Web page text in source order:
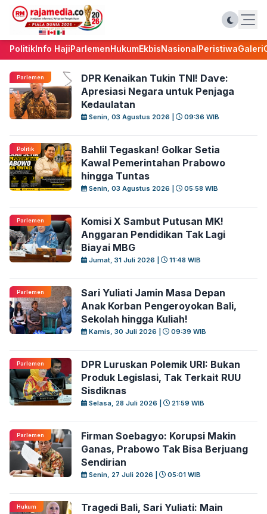
PolitikInfo HajiParlemenHukumEkbisNasionalPeristiwaGaleri
Parlemen
DPR Kenaikan Tukin TNI! Dave:
Apresiasi Negara untuk Penjaga
Kedaulatan
Senin, 03 Agustus 2026 | 09:36 WIB
Politik
Bahlil Tegaskan! Golkar Setia
Kawal Pemerintahan Prabowo
hingga Tuntas
Senin, 03 Agustus 2026 | 05:58 WIB
Parlemen
Komisi X Sambut Putusan MK!
Anggaran Pendidikan Tak Lagi
Biayai MBG
Jumat, 31 Juli 2026 | 11:48 WIB
Parlemen
Sari Yuliati Jamin Masa Depan
Anak Korban Pengeroyokan Bali,
Sekolah hingga Kuliah!
Kamis, 30 Juli 2026 | 09:39 WIB
Parlemen
DPR Luruskan Polemik URI: Bukan
Produk Legislasi, Tak Terkait RUU
Sisdiknas
Selasa, 28 Juli 2026 | 21:59 WIB
Parlemen
Firman Soebagyo: Korupsi Makin
Ganas, Prabowo Tak Bisa Berjuang
Sendirian
Senin, 27 Juli 2026 | 05:01 WIB
Hukum
Tragedi Bali, Sari Yuliati: Main